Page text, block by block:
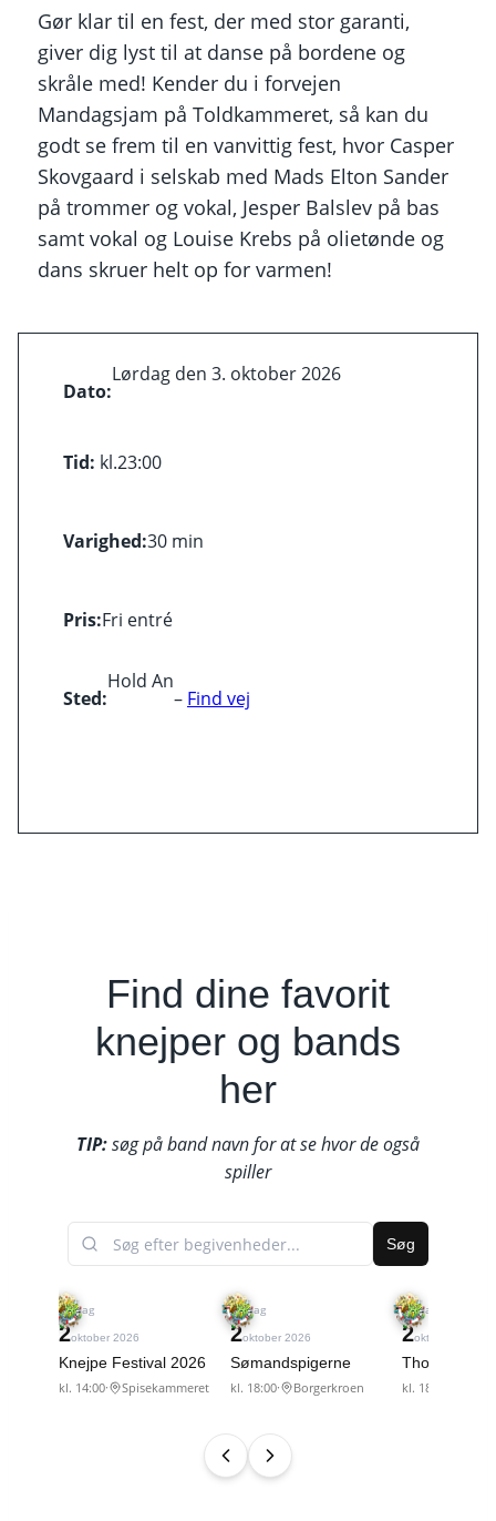
Gør klar til en fest, der med stor garanti,
giver dig lyst til at danse på bordene og
skråle med! Kender du i forvejen
Mandagsjam på Toldkammeret, så kan du
godt se frem til en vanvittig fest, hvor Casper
Skovgaard i selskab med Mads Elton Sander
på trommer og vokal, Jesper Balslev på bas
samt vokal og Louise Krebs på olietønde og
dans skruer helt op for varmen!
Dato:
Lørdag den 3. oktober 2026
Tid: kl.23:00
Varighed:30 min
Pris:Fri entré
Sted:
Hold An
– Find vej
Find dine favorit
knejper og bands
her
TIP:søg på band navn for at se hvor de også
spiller